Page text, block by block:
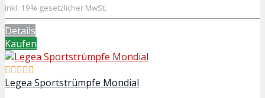
inkl. 19% gesetzlicher MwSt.
Details
Kaufen
Legea Sportstrümpfe Mondial